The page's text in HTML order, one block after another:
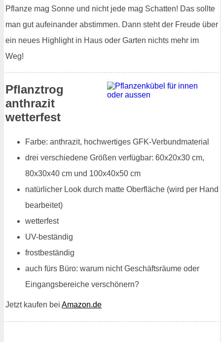
Pflanze mag Sonne und nicht jede mag Schatten! Das sollte
man gut aufeinander abstimmen. Dann steht der Freude über
ein neues Highlight in Haus oder Garten nichts mehr im
Weg!
Pflanztrog
anthrazit
wetterfest
Farbe: anthrazit, hochwertiges GFK-Verbundmaterial
drei verschiedene Größen verfügbar: 60x20x30 cm,
80x30x40 cm und 100x40x50 cm
natürlicher Look durch matte Oberfläche (wird per Hand
bearbeitet)
wetterfest
UV-beständig
frostbeständig
auch fürs Büro: warum nicht Geschäftsräume oder
Eingangsbereiche verschönern?
Jetzt kaufen bei Amazon.de